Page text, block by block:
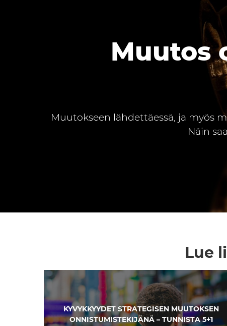
Muutos
Muutokseen lähdettäessä, ja myös
Näin
Lue
KYVYKKYYDET STRATEGISEN MUUTOKSEN
ONNISTUMISTEKIJÄNÄ – TUNNISTA 5+1